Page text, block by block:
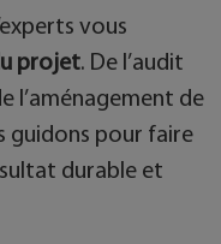
vous
projet. De l’audit
l’aménagement de
guidons pour faire
durable et